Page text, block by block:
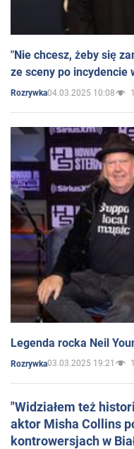
"Nie chcesz, żeby się
ze sceny po incydencie
Rozrywka04.03.2025 10:08 1
Legenda rocka Neil
Rozrywka03.03.2025 19:21 1
"Widziałem też
aktor Misha Collins
kontrowersjach w